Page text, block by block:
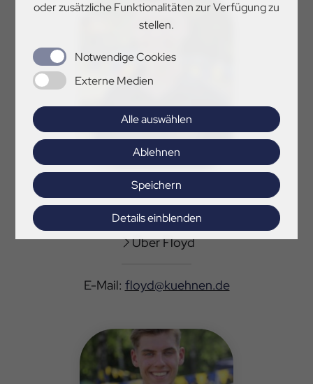
oder zusätzliche Funktionalitäten zur Verfügung zu
stellen.
Notwendige Cookies
Externe Medien
Alle auswählen
Ablehnen
Speichern
Details einblenden
Impressum|Datenschutz
Floyd Kühnen
Landesjugendsprecher
Über Floyd
E-Mail: floyd@kuehnen.de